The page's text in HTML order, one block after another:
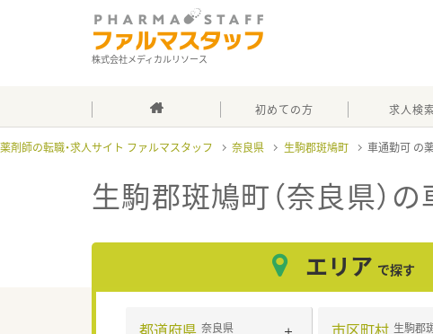
株式会社メディカルリソース
初めての方 求人検索
薬剤師の転職・求人サイト ファルマスタッフ 奈良県 生駒郡斑鳩町 車通勤可
生駒郡斑鳩町（奈良県）
エリア で探す
都道府県 奈良県 市区町村 生駒郡